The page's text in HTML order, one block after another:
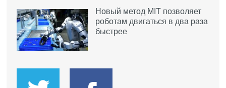
Новый метод MIT позволяет
роботам двигаться в два раза
быстрее